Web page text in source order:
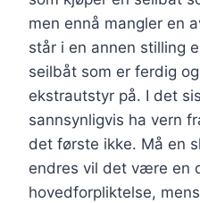
men ennå mangler en
står i en annen stilling
seilbåt som er ferdig
ekstrautstyr på. I det
sannsynligvis ha vern
det første ikke. Må en
endres vil det være en
hovedforpliktelse,